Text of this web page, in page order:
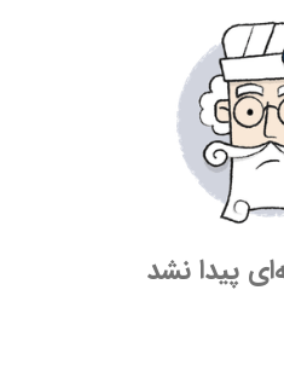
پیدا نشد